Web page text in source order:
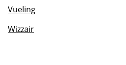
Vueling
Wizzair